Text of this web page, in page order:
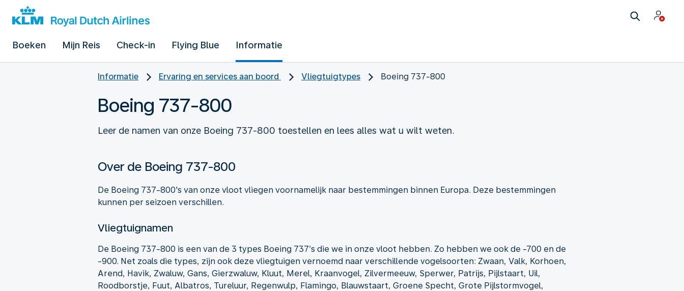
Boeken Mijn Reis Check-in Flying Blue Informatie
Informatie Ervaring en services aan boord Vliegtuigtypes Boeing 737-800
Boeing 737-800
Leer de namen van onze Boeing 737-800 toestellen en lees alles wat u wilt weten.
Over de Boeing 737-800
De Boeing 737-800's van onze vloot vliegen voornamelijk naar bestemmingen binnen Europa. Deze bestemmingen
kunnen per seizoen verschillen.
Vliegtuignamen
De Boeing 737-800 is een van de 3 types Boeing 737’s die we in onze vloot hebben. Zo hebben we ook de -700 en de
-900. Net zoals die types, zijn ook deze vliegtuigen vernoemd naar verschillende vogelsoorten: Zwaan, Valk, Korhoen,
Arend, Havik, Zwaluw, Gans, Gierzwaluw, Kluut, Merel, Kraanvogel, Zilvermeeuw, Sperwer, Patrijs, Pijlstaart, Uil,
Roodborstje, Fuut, Albatros, Tureluur, Regenwulp, Flamingo, Blauwstaart, Groene Specht, Grote Pijlstormvogel,